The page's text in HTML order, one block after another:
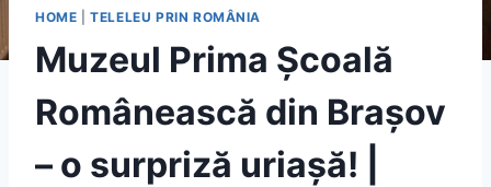
HOME |TELELEU PRIN ROMÂNIA
Muzeul Prima Școală
Românească din Brașov
– o surpriză uriașă! |